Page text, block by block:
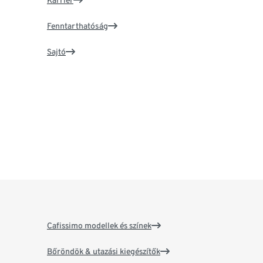
Fenntarthatóság
Sajtó
Cafissimo modellek és színek
Bőröndök & utazási kiegészítők